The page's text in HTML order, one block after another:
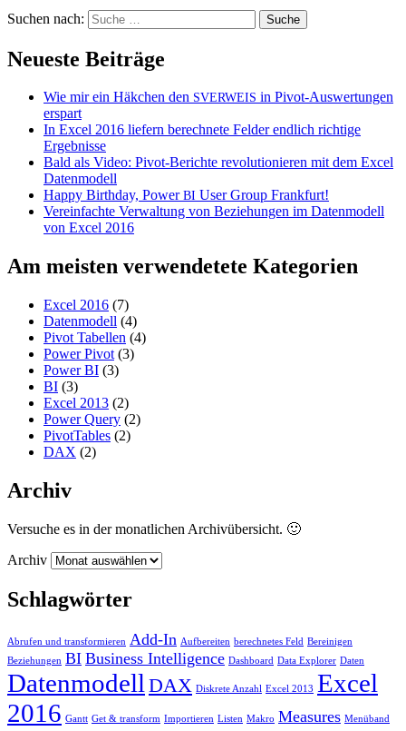
Suchen nach:
Neueste Beiträge
Wie mir ein Häkchen den SVERWEIS in Pivot-Auswertungen
erspart
In Excel 2016 liefern berechnete Felder endlich richtige
Ergebnisse
Bald als Video: Pivot-Berichte revolutionieren mit dem Excel
Datenmodell
Happy Birthday, PowerBI User Group Frankfurt!
Vereinfachte Verwaltung von Beziehungen im Datenmodell
von Excel 2016
Am meisten verwendetete Kategorien
Excel 2016 (7)
Datenmodell (4)
Pivot Tabellen (4)
Power Pivot (3)
Power BI (3)
BI (3)
Excel 2013 (2)
Power Query (2)
PivotTables (2)
DAX (2)
Archiv
Versuche es in der monatlichen Archivübersicht. 🙂
Archiv
Schlagwörter
Abrufen und transformieren Add-In Aufbereiten berechnetes Feld Bereinigen
Beziehungen BI Business Intelligence Dashboard Data Explorer Daten
Datenmodell DAX Diskrete Anzahl Excel 2013 Excel
2016 Gantt Get & transform Importieren Listen Makro Measures Menüband